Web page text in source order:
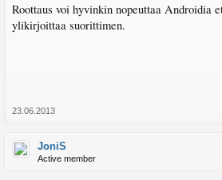
Roottaus voi hyvinkin nopeuttaa Androidia
ylikirjoittaa suorittimen.
23.06.2013
JoniS
Active member